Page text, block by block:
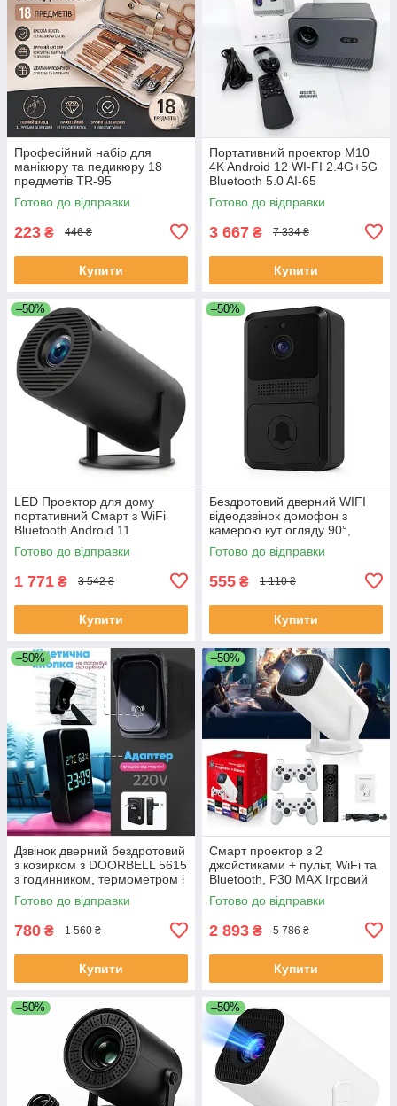
Професійний набір для
манікюру та педикюру 18
предметів TR-95
Готово до відправки
223 ₴ 446 ₴
Купити
Портативний проектор M10
4K Android 12 WI-FI 2.4G+5G
Bluetooth 5.0 AI-65
Готово до відправки
3 667 ₴ 7 334 ₴
Купити
–50%
LED Проектор для дому
портативний Смарт з WiFi
Bluetooth Android 11
1280х720р Black LC-68
Готово до відправки
1 771 ₴ 3 542 ₴
Купити
–50%
Бездротовий дверний WIFI
відеодзвінок домофон з
камерою кут огляду 90°,
нічне бачення, мобільний
додаток FE-50
Готово до відправки
555 ₴ 1 110 ₴
Купити
–50%
Дзвінок дверний бездротовий
з козирком з DOORBELL 5615
з годинником, термометром і
показником вологості RA-32
Готово до відправки
780 ₴ 1 560 ₴
Купити
–50%
Смарт проектор з 2
джойстиками + пульт, WiFi та
Bluetooth, Р30 МАХ Ігровий
проектор для дому приставка
UX-20
Готово до відправки
2 893 ₴ 5 786 ₴
Купити
–50% –50%